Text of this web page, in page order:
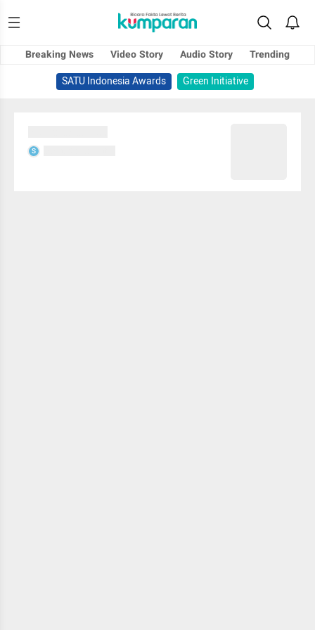
Breaking News Video Story Audio Story
Trending
SATU Indonesia Awards
Green Initiative
S